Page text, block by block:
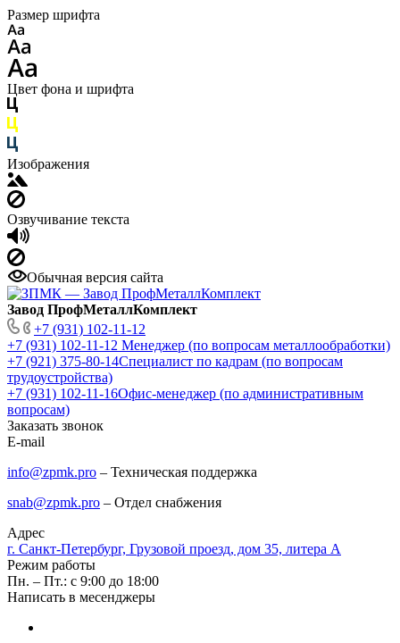
Размер шрифта
Цвет фона и шрифта
Изображения
Озвучивание текста
Обычная версия сайта
Завод ПрофМеталлКомплект
+7 (931) 102-11-12
+7 (931) 102-11-12 Менеджер (по вопросам металлообработки)
+7 (921) 375-80-14Специалист по кадрам (по вопросам
трудоустройства)
+7 (931) 102-11-16Офис-менеджер (по административным
вопросам)
Заказать звонок
E-mail
info@zpmk.pro – Техническая поддержка
snab@zpmk.pro – Отдел снабжения
Адрес
г. Санкт-Петербург, Грузовой проезд, дом 35, литера А
Режим работы
Пн. – Пт.: с 9:00 до 18:00
Написать в месенджеры